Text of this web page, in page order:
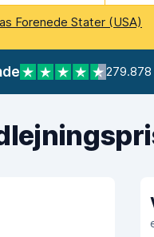
Forenede Stater (USA)
279.878